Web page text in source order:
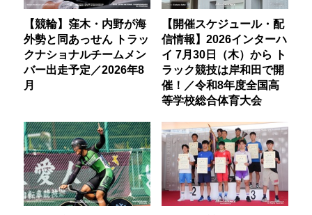
【競輪】窪木・内野が海
外勢と同あっせん トラッ
クナショナルチームメン
バー出走予定／2026年8
月
【開催スケジュール・配
信情報】2026インターハ
イ 7月30日（木）から ト
ラック競技は岸和田で開
催！／令和8年度全国高
等学校総合体育大会